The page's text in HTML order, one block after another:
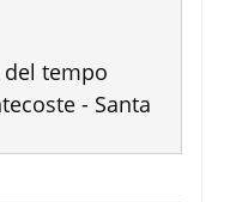
tempo
- Santa